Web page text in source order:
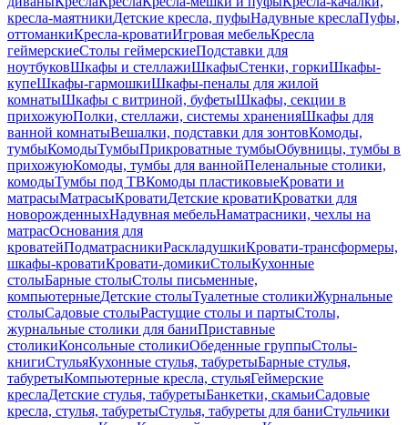
кресла-маятникиДетские кресла, пуфыНадувные креслаПуфы,
оттоманкиКресла-кроватиИгровая мебельКресла
геймерскиеСтолы геймерскиеПодставки для
ноутбуковШкафы и стеллажиШкафыСтенки, горкиШкафы-
купеШкафы-гармошкиШкафы-пеналы для жилой
комнатыШкафы с витриной, буфетыШкафы, секции в
прихожуюПолки, стеллажи, системы храненияШкафы для
ванной комнатыВешалки, подставки для зонтовКомоды,
тумбыКомодыТумбыПрикроватные тумбыОбувницы, тумбы в
прихожуюКомоды, тумбы для ваннойПеленальные столики,
комодыТумбы под ТВКомоды пластиковыеКровати и
матрасыМатрасыКроватиДетские кроватиКроватки для
новорожденныхНадувная мебельНаматрасники, чехлы на
матрасОснования для
кроватейПодматрасникиРаскладушкиКровати-трансформеры,
шкафы-кроватиКровати-домикиСтолыКухонные
столыБарные столыСтолы письменные,
компьютерныеДетские столыТуалетные столикиЖурнальные
столыСадовые столыРастущие столы и партыСтолы,
журнальные столики для баниПриставные
столикиКонсольные столикиОбеденные группыСтолы-
книгиСтульяКухонные стулья, табуретыБарные стулья,
табуретыКомпьютерные кресла, стульяГеймерские
креслаДетские стулья, табуретыБанкетки, скамьиСадовые
кресла, стулья, табуретыСтулья, табуреты для баниСтульчики